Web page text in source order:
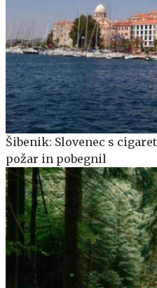
Šibenik: Slovenec s
požar in pobegnil